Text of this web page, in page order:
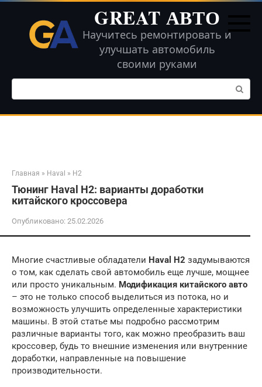
Перейти
контенту
GREAT АВТО
Научитесь ремонтировать и
улучшать автомобиль
своими руками
Поиск:
Главная » Haval » H2
Тюнинг Haval H2: варианты доработки
китайского кроссовера
Опубликовано: 25.02.2026
Многие счастливые обладатели Haval H2 задумываются
о том, как сделать свой автомобиль еще лучше, мощнее
или просто уникальным. Модификация китайского авто
– это не только способ выделиться из потока, но и
возможность улучшить определенные характеристики
машины. В этой статье мы подробно рассмотрим
различные варианты того, как можно преобразить ваш
кроссовер, будь то внешние изменения или внутренние
доработки, направленные на повышение
производительности.